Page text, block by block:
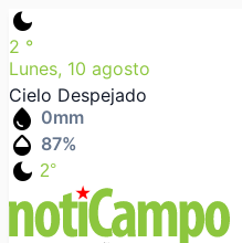
dark_mode
2 °
Lunes, 10 agosto
Cielo Despejado
water_drop 0mm
humidity_mid 87%
dark_mode 2°